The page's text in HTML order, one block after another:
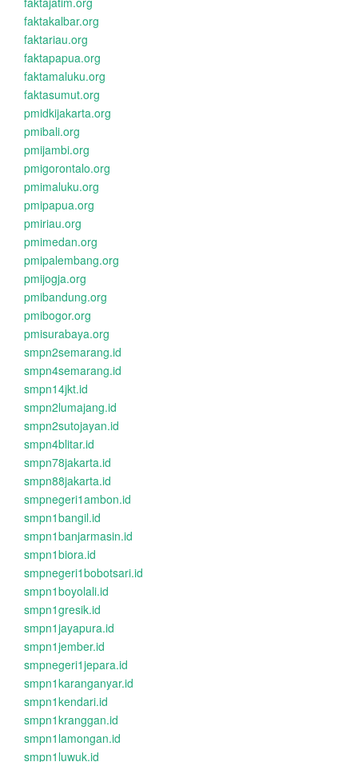
faktakalbar.org
faktariau.org
faktapapua.org
faktamaluku.org
faktasumut.org
pmidkijakarta.org
pmibali.org
pmijambi.org
pmigorontalo.org
pmimaluku.org
pmipapua.org
pmiriau.org
pmimedan.org
pmipalembang.org
pmijogja.org
pmibandung.org
pmibogor.org
pmisurabaya.org
smpn2semarang.id
smpn4semarang.id
smpn14jkt.id
smpn2lumajang.id
smpn2sutojayan.id
smpn4blitar.id
smpn78jakarta.id
smpn88jakarta.id
smpnegeri1ambon.id
smpn1bangil.id
smpn1banjarmasin.id
smpn1biora.id
smpnegeri1bobotsari.id
smpn1boyolali.id
smpn1gresik.id
smpn1jayapura.id
smpn1jember.id
smpnegeri1jepara.id
smpn1karanganyar.id
smpn1kendari.id
smpn1kranggan.id
smpn1lamongan.id
smpn1luwuk.id